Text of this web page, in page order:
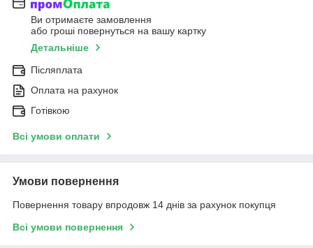
Ви отримаєте замовлення
або гроші повернуться на вашу картку
Детальніше
Післяплата
Оплата на рахунок
Готівкою
Всі умови оплати
Умови повернення
Повернення товару впродовж 14 днів за рахунок покупця
Всі умови повернення